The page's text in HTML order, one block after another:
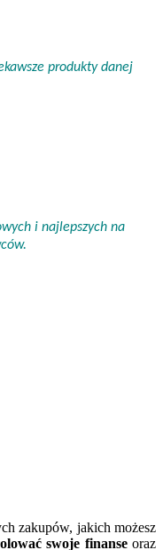
produkty danej
i najlepszych na
zakupów, jakich możesz
swoje finanseoraz